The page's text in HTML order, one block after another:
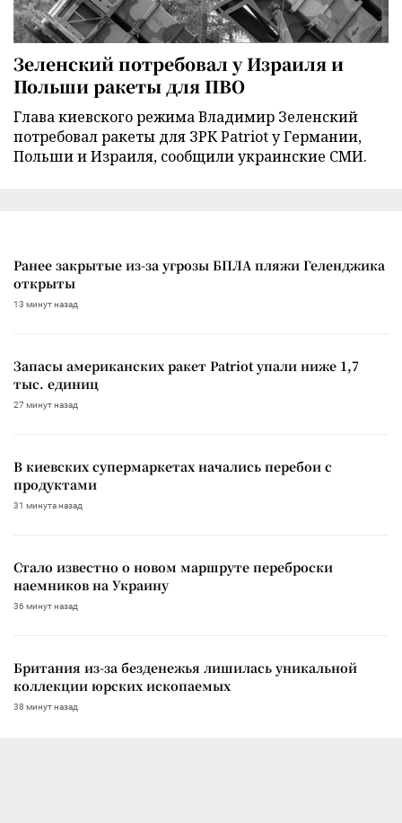
Зеленский потребовал у Израиля и
Польши ракеты для ПВО
Глава киевского режима Владимир Зеленский
потребовал ракеты для ЗРК Patriot у Германии,
Польши и Израиля, сообщили украинские СМИ.
Ранее закрытые из-за угрозы БПЛА пляжи Геленджика
открыты
13 минут назад
Запасы американских ракет Patriot упали ниже 1,7
тыс. единиц
27 минут назад
В киевских супермаркетах начались перебои с
продуктами
31 минута назад
Стало известно о новом маршруте переброски
наемников на Украину
36 минут назад
Британия из-за безденежья лишилась уникальной
коллекции юрских ископаемых
38 минут назад